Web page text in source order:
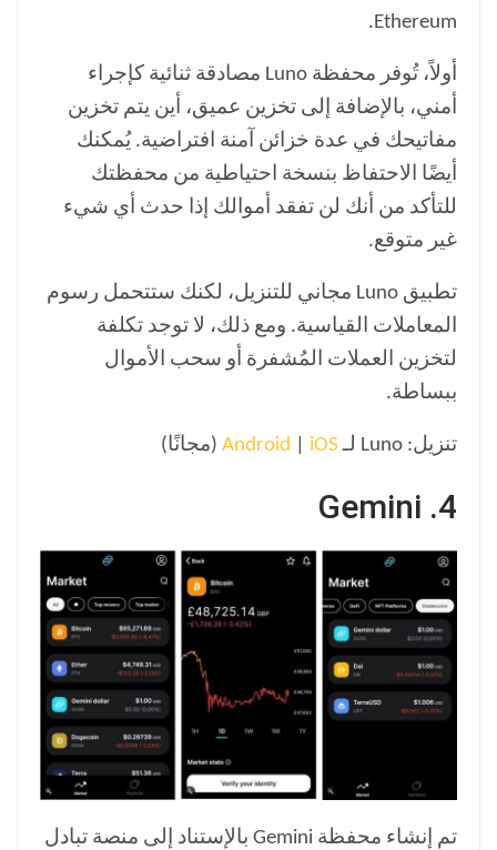
Ethereum.
أولاً، تُوفر محفظة Luno مصادقة ثنائية كإجراء
أمني، بالإضافة إلى تخزين عميق، أين يتم تخزين
مفاتيحك في عدة خزائن آمنة افتراضية. يُمكنك
أيضًا الاحتفاظ بنسخة احتياطية من محفظتك
للتأكد من أنك لن تفقد أموالك إذا حدث أي شيء
غير متوقع.
تطبيق Luno مجاني للتنزيل، لكنك ستتحمل رسوم
المعاملات القياسية. ومع ذلك، لا توجد تكلفة
لتخزين العملات المُشفرة أو سحب الأموال
ببساطة.
تنزيل: Luno لـ Android iOS (مجانًا)
4. Gemini
تم إنشاء محفظة Gemini بالإستناد إلى منصة تبادل